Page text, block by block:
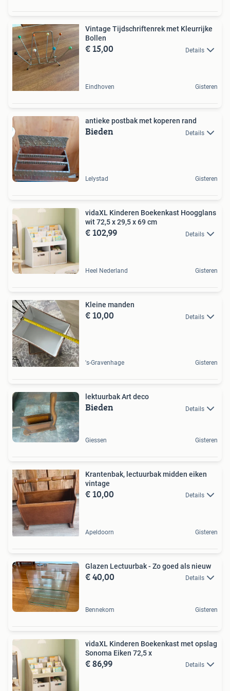
Vintage Tijdschriftenrek met Kleurrijke
Bollen
€ 15,00 Details
Eindhoven Gisteren
antieke postbak met koperen rand
Bieden Details
Lelystad Gisteren
vidaXL Kinderen Boekenkast Hoogglans
wit 72,5 x 29,5 x 69 cm
€ 102,99 Details
Heel Nederland Gisteren
Kleine manden
€ 10,00 Details
's-Gravenhage Gisteren
lektuurbak Art deco
Bieden Details
Giessen Gisteren
Krantenbak, lectuurbak midden eiken
vintage
€ 10,00 Details
Apeldoorn Gisteren
Glazen Lectuurbak - Zo goed als nieuw
€ 40,00 Details
Bennekom Gisteren
vidaXL Kinderen Boekenkast met opslag
Sonoma Eiken 72,5 x
€ 86,99 Details